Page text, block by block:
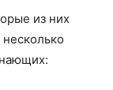
из них